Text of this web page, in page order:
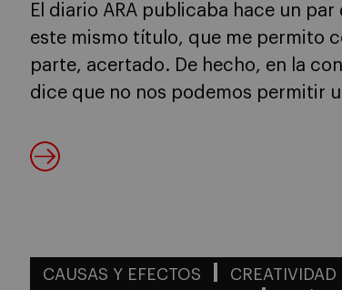
El diario ARA publicaba hace un
este mismo título, que me permito
parte, acertado. De hecho, en la
dice que no nos podemos permitir
CAUSAS Y EFECTOS CREATIVIDAD